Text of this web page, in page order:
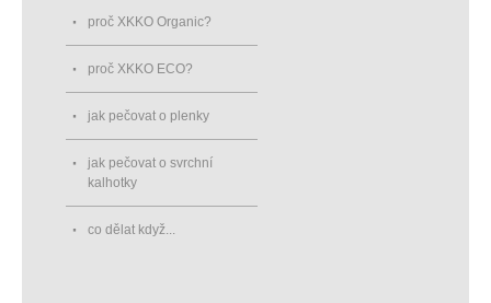
proč XKKO Organic?
proč XKKO ECO?
jak pečovat o plenky
jak pečovat o svrchní
kalhotky
co dělat když...